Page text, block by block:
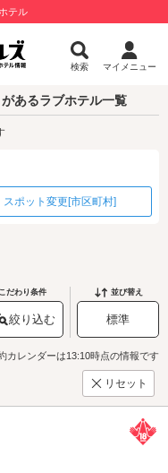
テル
検索 マイメニュー
あるラブホテル一覧
スポット変更[市区町村]
こだわり条件
絞り込む
並び替え
標準
カレンダーは13:10時点の情報です
リセット